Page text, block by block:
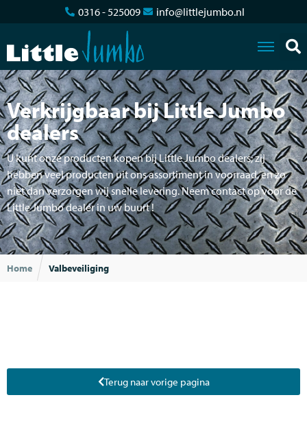
0316 - 525009 info@littlejumbo.nl
Verkrijgbaar bij Little Jumbo
dealers
U kunt onze producten kopen bij Little Jumbo dealers; zij
hebben veel producten uit ons assortiment in voorraad, en zo
niet dan verzorgen wij snelle levering. Neem contact op voor de
Little Jumbo dealer in uw buurt !
Home Valbeveiliging
Terug naar vorige pagina